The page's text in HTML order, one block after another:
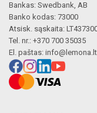
Bankas: Swedbank, AB
Banko kodas: 73000
Atsisk. sąskaita:
Tel. nr.: +370 700 35035
El. paštas: info@lemona.lt